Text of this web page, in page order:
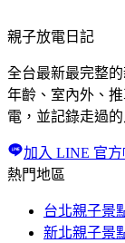
親子放電日記
全台最新最完整
年齡、室內外、
電，並記錄走過的
加入 LINE 官
熱門地區
台北親子景
新北親子景